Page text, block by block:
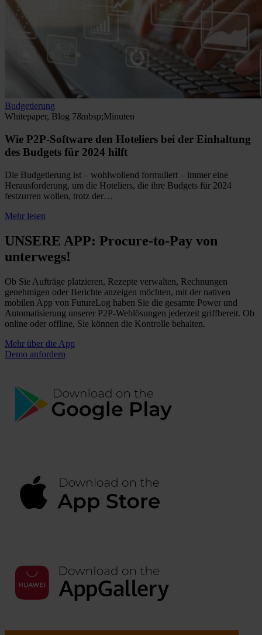
Budgetierung
Whitepaper, Blog 7&nbsp;Minuten
Wie P2P-Software den Hoteliers bei der Einhaltung
des Budgets für 2024 hilft
Die Budgetierung ist – wohlwollend formuliert – immer eine
Herausforderung, um die Hoteliers, die ihre Budgets für 2024
festzurren wollen, trotz der…
Mehr lesen
UNSERE APP: Procure-to-Pay von
unterwegs!
Ob Sie Aufträge platzieren, Rezepte verwalten, Rechnungen
genehmigen oder Berichte anzeigen möchten, mit der nativen
mobilen App von FutureLog haben Sie die gesamte Power und
Automatisierung unserer P2P-Weblösungen jederzeit griffbereit. Ob
online oder offline, Sie können die Kontrolle behalten.
Mehr über die App
Demo anfordern